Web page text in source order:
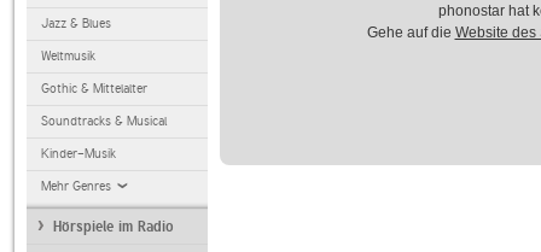
Jazz & Blues
Weltmusik
Gothic & Mittelalter
Soundtracks & Musical
Kinder-Musik
Mehr Genres
Hörspiele im Radio
phonostar hat
Gehe auf die Website des